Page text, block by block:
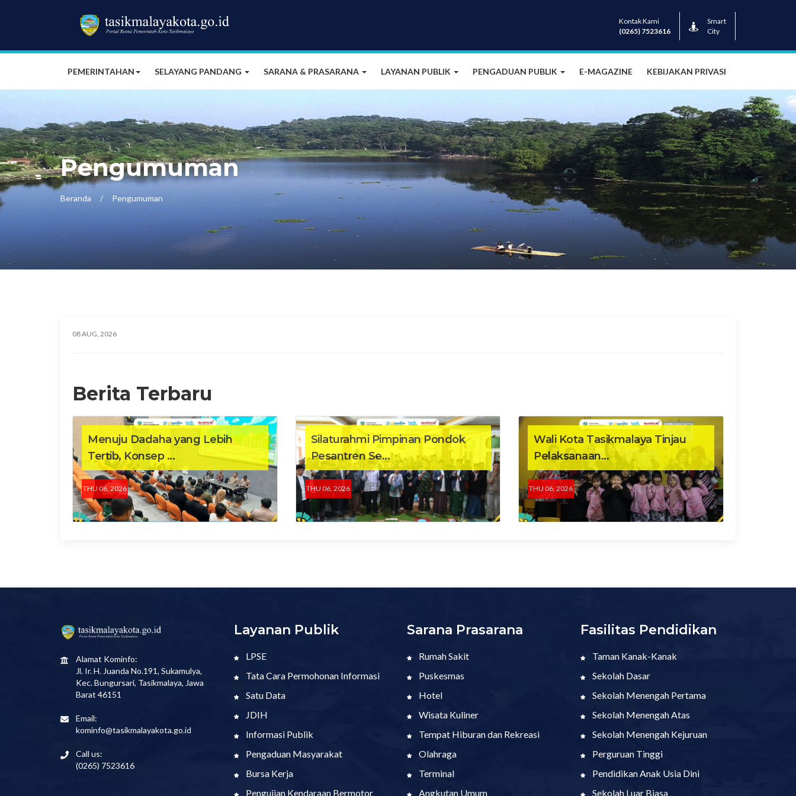
Kontak Kami
(0265) 7523616
Smart
City
PEMERINTAHAN SELAYANG PANDANG SARANA & PRASARANA LAYANAN PUBLIK PENGADUAN PUBLIK E-MAGAZINE KEBIJAKAN PRIVASI
Pengumuman
Beranda Pengumuman
08 AUG, 2026
Berita Terbaru
Menuju Dadaha yang Lebih
Tertib, Konsep ...
THU 06, 2026
Silaturahmi Pimpinan Pondok
Pesantren Se...
THU 06, 2026
Wali Kota Tasikmalaya Tinjau
Pelaksanaan...
THU 06, 2026
Alamat Kominfo:
Jl. Ir. H. Juanda No.191, Sukamulya,
Kec. Bungursari, Tasikmalaya, Jawa
Barat 46151
Email:
kominfo@tasikmalayakota.go.id
Call us:
(0265) 7523616
Layanan Publik
LPSE
Tata Cara Permohonan Informasi
Satu Data
JDIH
Informasi Publik
Pengaduan Masyarakat
Bursa Kerja
Pengujian Kendaraan Bermotor
Sarana Prasarana
Rumah Sakit
Puskesmas
Hotel
Wisata Kuliner
Tempat Hiburan dan Rekreasi
Olahraga
Terminal
Angkutan Umum
Fasilitas Pendidikan
Taman Kanak-Kanak
Sekolah Dasar
Sekolah Menengah Pertama
Sekolah Menengah Atas
Sekolah Menengah Kejuruan
Perguruan Tinggi
Pendidikan Anak Usia Dini
Sekolah Luar Biasa